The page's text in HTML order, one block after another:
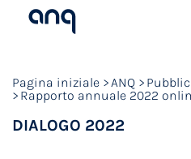
Pagina iniziale ANQ
Rapporto annuale 2022
DIALOGO 2022